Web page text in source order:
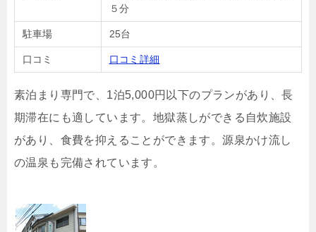
５分
駐車場 25台
口コミ 口コミ詳細
素泊まり専門で、1泊5,000円以下のプランがあり、長
期滞在にも適しています。地獄蒸しができる自炊施設
があり、食費を抑えることができます。源泉かけ流し
の温泉も完備されています。